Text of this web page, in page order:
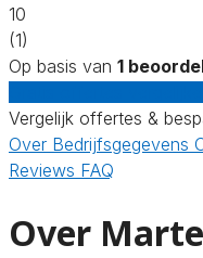
10
(1)
Op basis van 1
Vergelijk offertes &
Over Bedrijfsgegevens
Reviews FAQ
Over